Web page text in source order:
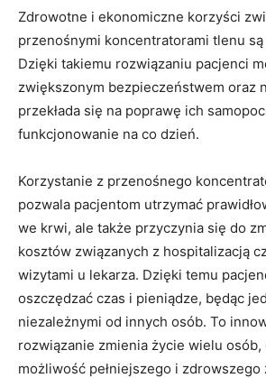
Zdrowotne i ekonomiczne korzyści
przenośnymi koncentratorami tlenu
Dzięki takiemu rozwiązaniu pacjenci
zwiększonym bezpieczeństwem oraz
przekłada się na poprawę ich
funkcjonowanie na co dzień.
Korzystanie ⁤z przenośnego
pozwala pacjentom utrzymać
we ​krwi,⁢ ale⁢ także przyczynia się do
kosztów związanych z hospitalizacją
wizytami u lekarza. Dzięki temu
oszczędzać ⁢czas i‌ pieniądze,‍ będąc
niezależnymi ​od innych osób. To​
rozwiązanie​ zmienia życie ⁤wielu osób,
możliwość pełniejszego ⁤i zdrowszego